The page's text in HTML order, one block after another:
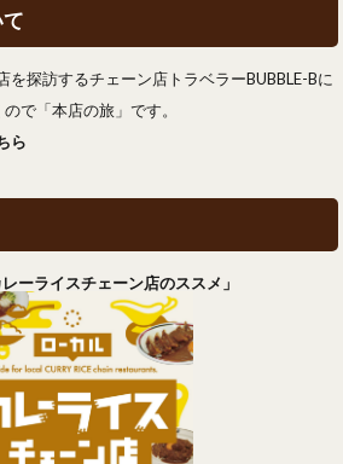
を探訪するチェーン店トラベラーBUBBLE-Bに
で「本店の旅」です。
ら
レーライスチェーン店のススメ」